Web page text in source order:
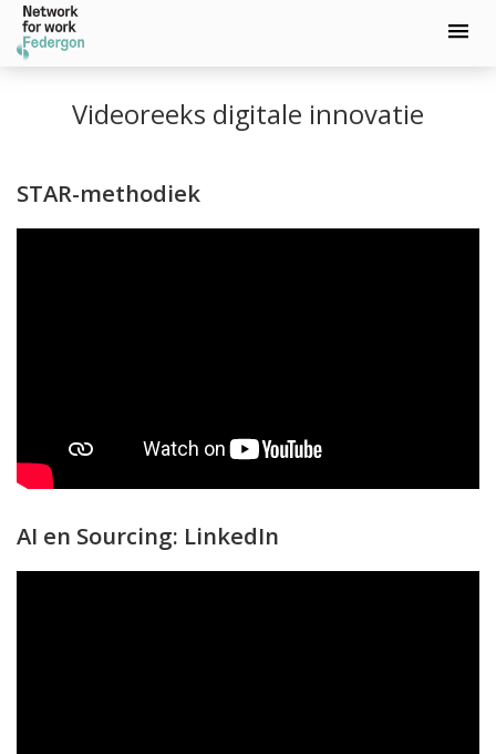
Videoreeks digitale innovatie
STAR-methodiek
AI en Sourcing: LinkedIn